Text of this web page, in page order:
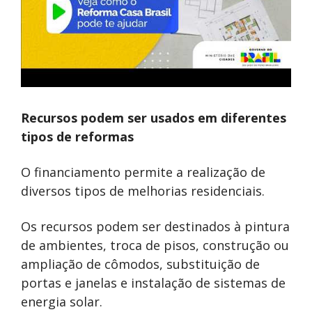
Recursos podem ser usados em diferentes
tipos de reformas
O financiamento permite a realização de
diversos tipos de melhorias residenciais.
Os recursos podem ser destinados à pintura
de ambientes, troca de pisos, construção ou
ampliação de cômodos, substituição de
portas e janelas e instalação de sistemas de
energia solar.